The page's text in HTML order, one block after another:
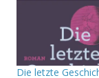
Die letzte